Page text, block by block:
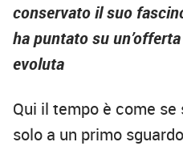
conservato il suo
ha puntato su
evoluta
Qui il tempo è come
solo a un primo